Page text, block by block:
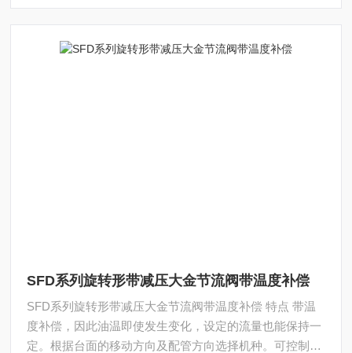
SFD系列旋转形带减压大金节流阀带温度补偿
SFD系列旋转形带减压大金节流阀带温度补偿 特点 带温
度补偿，因此油温即使发生变化，设定的流量也能保持一
定。根据台面的移动方向及配管方向选择机种。可控制快